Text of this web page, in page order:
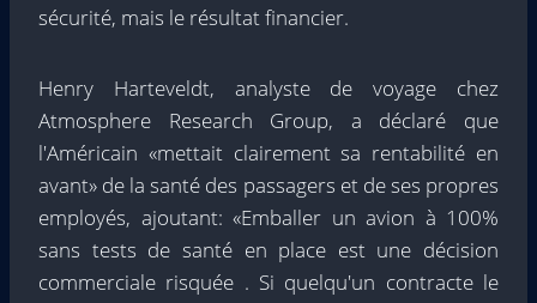
sécurité, mais le résultat financier.
Henry Harteveldt, analyste de voyage chez
Atmosphere Research Group, a déclaré que
l'Américain «mettait clairement sa rentabilité en
avant» de la santé des passagers et de ses propres
employés, ajoutant: «Emballer un avion à 100%
sans tests de santé en place est une décision
commerciale risquée . Si quelqu'un contracte le